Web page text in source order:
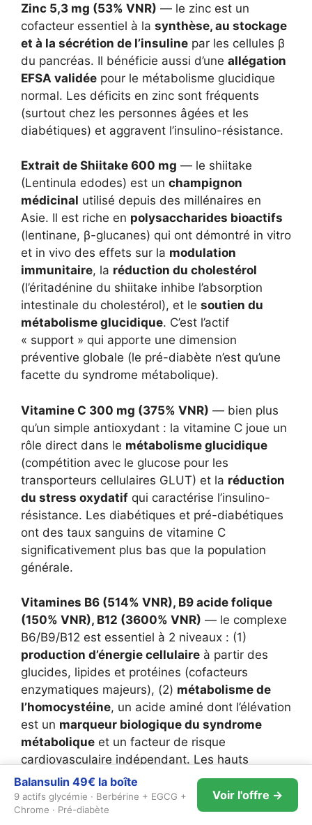
Balansulin 49€ la boîte
9 actifs glycémie · Berbérine + EGCG +
Chrome · Pré-diabète
Voir l'offre →
Zinc 5,3 mg (53% VNR) — le zinc est un
cofacteur essentiel à la synthèse, au stockage
et à la sécrétion de l’insuline par les cellules β
du pancréas. Il bénéficie aussi d’une allégation
EFSA validée pour le métabolisme glucidique
normal. Les déficits en zinc sont fréquents
(surtout chez les personnes âgées et les
diabétiques) et aggravent l’insulino-résistance.
Extrait de Shiitake 600 mg — le shiitake
(Lentinula edodes) est un champignon
médicinal utilisé depuis des millénaires en
Asie. Il est riche en polysaccharides bioactifs
(lentinane, β-glucanes) qui ont démontré in vitro
et in vivo des effets sur la modulation
immunitaire, la réduction du cholestérol
(l’éritadénine du shiitake inhibe l’absorption
intestinale du cholestérol), et le soutien du
métabolisme glucidique. C’est l’actif
« support » qui apporte une dimension
préventive globale (le pré-diabète n’est qu’une
facette du syndrome métabolique).
Vitamine C 300 mg (375% VNR) — bien plus
qu’un simple antioxydant : la vitamine C joue un
rôle direct dans le métabolisme glucidique
(compétition avec le glucose pour les
transporteurs cellulaires GLUT) et la réduction
du stress oxydatif qui caractérise l’insulino-
résistance. Les diabétiques et pré-diabétiques
ont des taux sanguins de vitamine C
significativement plus bas que la population
générale.
Vitamines B6 (514% VNR), B9 acide folique
(150% VNR), B12 (3600% VNR) — le complexe
B6/B9/B12 est essentiel à 2 niveaux : (1)
production d’énergie cellulaire à partir des
glucides, lipides et protéines (cofacteurs
enzymatiques majeurs), (2) métabolisme de
l’homocystéine, un acide aminé dont l’élévation
est un marqueur biologique du syndrome
métabolique et un facteur de risque
cardiovasculaire indépendant. Les hauts
dosages compensent les déficits fréquents
(notamment B12 chez les personnes 50+ et B9
chez les femmes en âge de procréer).